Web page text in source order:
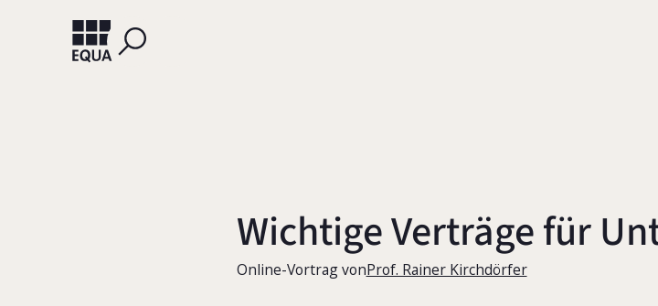
Wichtige Verträge für
Online-Vortrag vonProf. Rainer Kirchdörfer